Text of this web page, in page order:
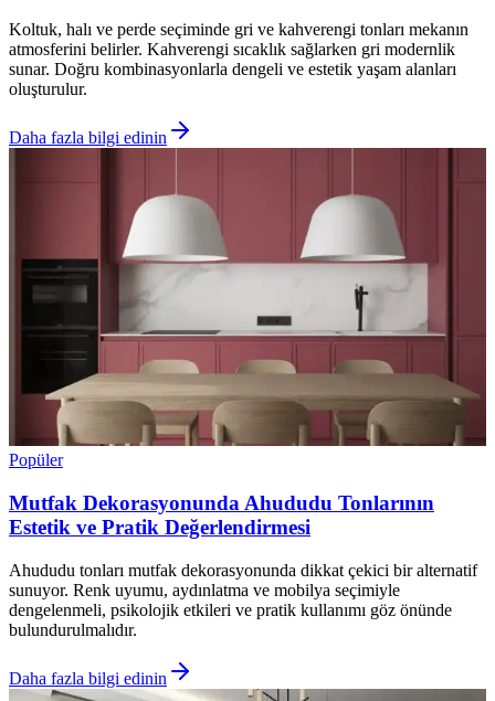
Koltuk, halı ve perde seçiminde gri ve kahverengi tonları mekanın
atmosferini belirler. Kahverengi sıcaklık sağlarken gri modernlik
sunar. Doğru kombinasyonlarla dengeli ve estetik yaşam alanları
oluşturulur.
Daha fazla bilgi edinin
Popüler
Mutfak Dekorasyonunda Ahududu Tonlarının
Estetik ve Pratik Değerlendirmesi
Ahududu tonları mutfak dekorasyonunda dikkat çekici bir alternatif
sunuyor. Renk uyumu, aydınlatma ve mobilya seçimiyle
dengelenmeli, psikolojik etkileri ve pratik kullanımı göz önünde
bulundurulmalıdır.
Daha fazla bilgi edinin